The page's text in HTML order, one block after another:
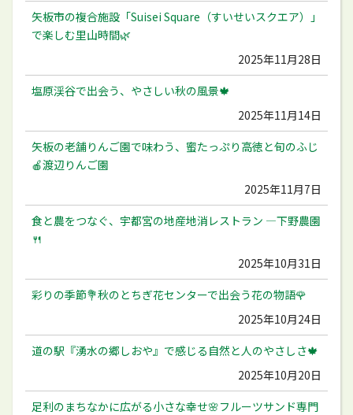
矢板市の複合施設「Suisei Square（すいせいスクエア）」
で楽しむ里山時間🌿
2025年11月28日
塩原渓谷で出会う、やさしい秋の風景🍁
2025年11月14日
矢板の老舗りんご園で味わう、蜜たっぷり高徳と旬のふじ
🍎渡辺りんご園
2025年11月7日
食と農をつなぐ、宇都宮の地産地消レストラン ―下野農園
🍴
2025年10月31日
彩りの季節💐秋のとちぎ花センターで出会う花の物語🌹
2025年10月24日
道の駅『湧水の郷しおや』で感じる自然と人のやさしさ🍁
2025年10月20日
足利のまちなかに広がる小さな幸せ🌸フルーツサンド専門